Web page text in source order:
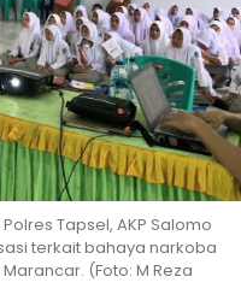
Tapsel, AKP Salomo
terkait bahaya narkoba
(Foto: M Reza